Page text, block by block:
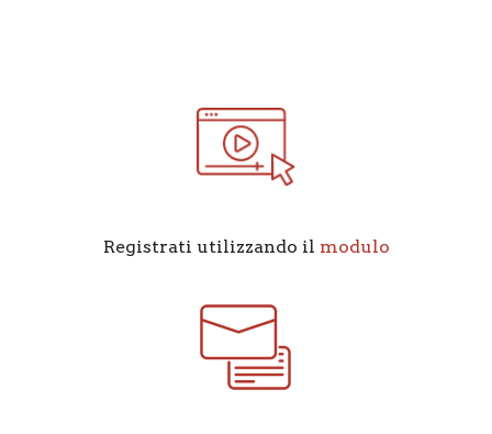
Registrati utilizzando il modulo